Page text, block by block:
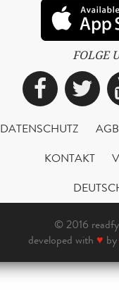
FOLGE
DATENSCHUTZ AGB
KONTAKT
© 2016
developed with ♥ by